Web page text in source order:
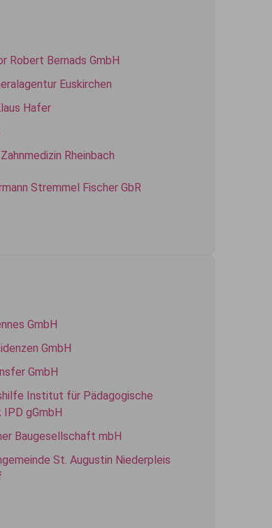
Robert Bernads GmbH
Euskirchen
Hafer
Rheinbach
Stremmel Fischer GbR
GmbH
GmbH
GmbH
Institut für Pädagogische
IPD gGmbH
Baugesellschaft mbH
St. Augustin Niederpleis